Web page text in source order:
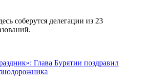
соберутся делегации из 23
Глава Бурятии поздравил